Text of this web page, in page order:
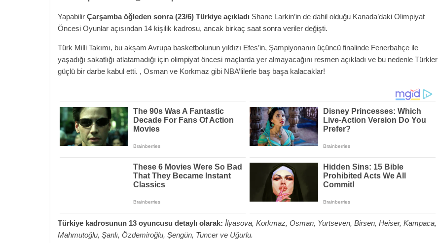
Yapabilir Çarşamba öğleden sonra (23/6) Türkiye açıkladı Shane Larkin’in de dahil olduğu Kanada’daki Olimpiyat
Öncesi Oyunlar açısından 14 kişilik kadrosu, ancak birkaç saat sonra veriler değişti.
Türk Milli Takımı, bu akşam Avrupa basketbolunun yıldızı Efes’in, Şampiyonanın üçüncü finalinde Fenerbahçe ile
yaşadığı sakatlığı atlatamadığı için olimpiyat öncesi maçlarda yer almayacağını resmen açıkladı ve bu nedenle Türkler
güçlü bir darbe kabul etti. , Osman ve Korkmaz gibi NBA’lilerle baş başa kalacaklar!
Türkiye kadrosunun 13 oyuncusu detaylı olarak: İlyasova, Korkmaz, Osman, Yurtseven, Birsen, Heiser, Kampaca,
Mahmutoğlu, Şanlı, Özdemiroğlu, Şengün, Tuncer ve Uğurlu.